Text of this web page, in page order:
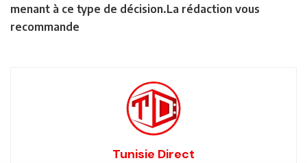
menant à ce type de décision.La rédaction vous
recommande
Tunisie Direct